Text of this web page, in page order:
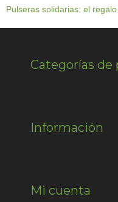
Pulseras solidarias: el
Categorías de
Información
Mi cuenta